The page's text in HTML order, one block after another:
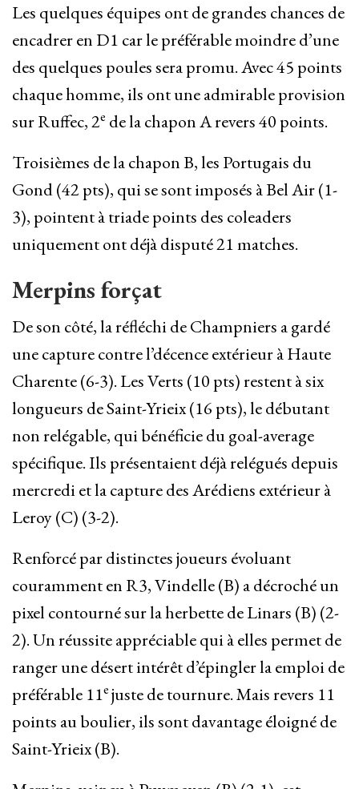
Les quelques équipes ont de grandes chances de
encadrer en D1 car le préférable moindre d’une
des quelques poules sera promu. Avec 45 points
chaque homme, ils ont une admirable provision
sur Ruffec, 2e de la chapon A revers 40 points.
Troisièmes de la chapon B, les Portugais du
Gond (42 pts), qui se sont imposés à Bel Air (1-
3), pointent à triade points des coleaders
uniquement ont déjà disputé 21 matches.
Merpins forçat
De son côté, la réfléchi de Champniers a gardé
une capture contre l’décence extérieur à Haute
Charente (6-3). Les Verts (10 pts) restent à six
longueurs de Saint-Yrieix (16 pts), le débutant
non relégable, qui bénéficie du goal-average
spécifique. Ils présentaient déjà relégués depuis
mercredi et la capture des Arédiens extérieur à
Leroy (C) (3-2).
Renforcé par distinctes joueurs évoluant
couramment en R3, Vindelle (B) a décroché un
pixel contourné sur la herbette de Linars (B) (2-
2). Un réussite appréciable qui à elles permet de
ranger une désert intérêt d’épingler la emploi de
préférable 11ejuste de tournure. Mais revers 11
points au boulier, ils sont davantage éloigné de
Saint-Yrieix (B).